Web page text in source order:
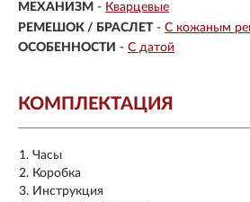
МЕХАНИЗМ - Кварцевые
РЕМЕШОК / БРАСЛЕТ - С кожаным
ОСОБЕННОСТИ - С датой
КОМПЛЕКТАЦИЯ
Часы
Коробка
Инструкция